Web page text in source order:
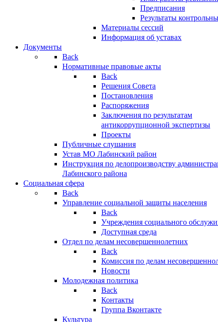
Предписания
Результаты
Материалы сессий
Информация об уставах
Документы
Back
Нормативные правовые акты
Back
Решения Совета
Постановления
Распоряжения
Заключения по результатам
антикоррупционной экспертизы
Проекты
Публичные слушания
Устав МО Лабинский район
Инструкция по делопроизводству
Лабинского района
Социальная сфера
Back
Управление социальной защиты населения
Back
Учреждения социального
Доступная среда
Отдел по делам несовершеннолетних
Back
Комиссия по делам
Новости
Молодежная политика
Back
Контакты
Группа Вконтакте
Культура